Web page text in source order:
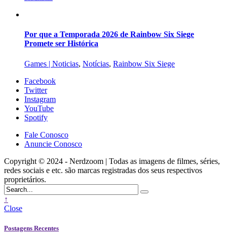
Por que a Temporada 2026 de Rainbow Six Siege
Promete ser Histórica
Games | Noticias, Notícias, Rainbow Six Siege
Facebook
Twitter
Instagram
YouTube
Spotify
Fale Conosco
Anuncie Conosco
Copyright © 2024 - Nerdzoom | Todas as imagens de filmes, séries,
redes sociais e etc. são marcas registradas dos seus respectivos
proprietários.
↑
Close
Postagens Recentes